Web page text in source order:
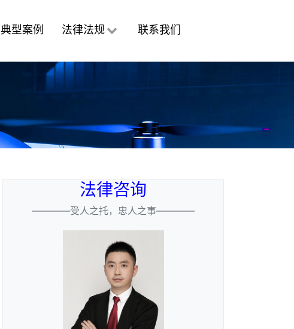
典型案例 法律法规 联系我们
法律咨询
————受人之托，忠人之事————